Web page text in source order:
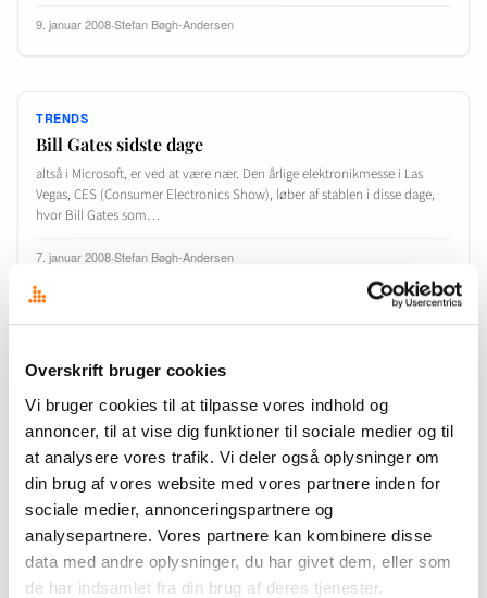
Overskrift bruger cookies
Vi bruger cookies til at tilpasse vores indhold og
annoncer, til at vise dig funktioner til sociale medier og til
at analysere vores trafik. Vi deler også oplysninger om
din brug af vores website med vores partnere inden for
sociale medier, annonceringspartnere og
analysepartnere. Vores partnere kan kombinere disse
data med andre oplysninger, du har givet dem, eller som
de har indsamlet fra din brug af deres tjenester.
9. januar 2008·Stefan Bøgh-Andersen
TRENDS
Bill Gates sidste dage
altså i Microsoft, er ved at være nær. Den årlige elektronikmesse i Las
Vegas, CES (Consumer Electronics Show), løber af stablen i disse dage,
hvor Bill Gates som…
7. januar 2008·Stefan Bøgh-Andersen
Web 2.0 bobble days – forudsigelse via Wired side-
index
En Web 2.0 boble på vej? Jeg har i øvrigt idag lige fået den nye udgave af
(det teknologi-optimistiske måneds-magasin) Wired (december 2007).
Jeg har abonneret på Wired…
6. december 2007·Stefan Bøgh-Andersen